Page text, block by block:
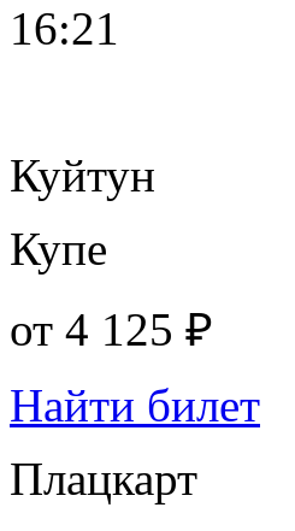
16:21
Куйтун
Купе
от 4 125 ₽
Найти билет
Плацкарт